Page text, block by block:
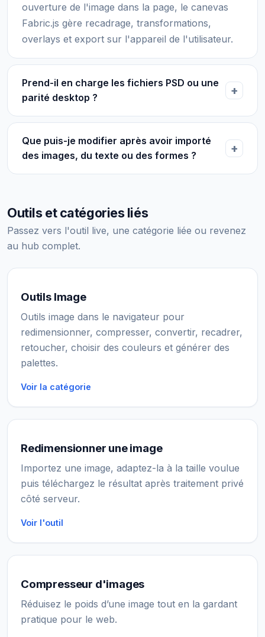
ouverture de l'image dans la page, le canevas
Fabric.js gère recadrage, transformations,
overlays et export sur l'appareil de l'utilisateur.
Prend-il en charge les fichiers PSD ou une
parité desktop ?
Que puis-je modifier après avoir importé
des images, du texte ou des formes ?
Outils et catégories liés
Passez vers l'outil live, une catégorie liée ou revenez
au hub complet.
Outils Image
Outils image dans le navigateur pour
redimensionner, compresser, convertir, recadrer,
retoucher, choisir des couleurs et générer des
palettes.
Voir la catégorie
Redimensionner une image
Importez une image, adaptez-la à la taille voulue
puis téléchargez le résultat après traitement privé
côté serveur.
Voir l'outil
Compresseur d'images
Réduisez le poids d’une image tout en la gardant
pratique pour le web.